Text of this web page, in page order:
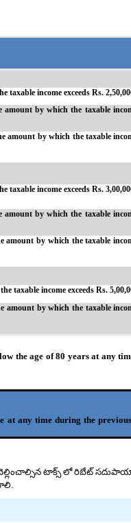
taxable income exceeds Rs.
amount by which the taxable
amount by which the taxable
taxable income exceeds Rs.
amount by which the taxable
amount by which the taxable
taxable income exceeds Rs.
amount by which the taxable
the age of 80 years at any
at any time during the
టాక్స్ లో రిబేట్